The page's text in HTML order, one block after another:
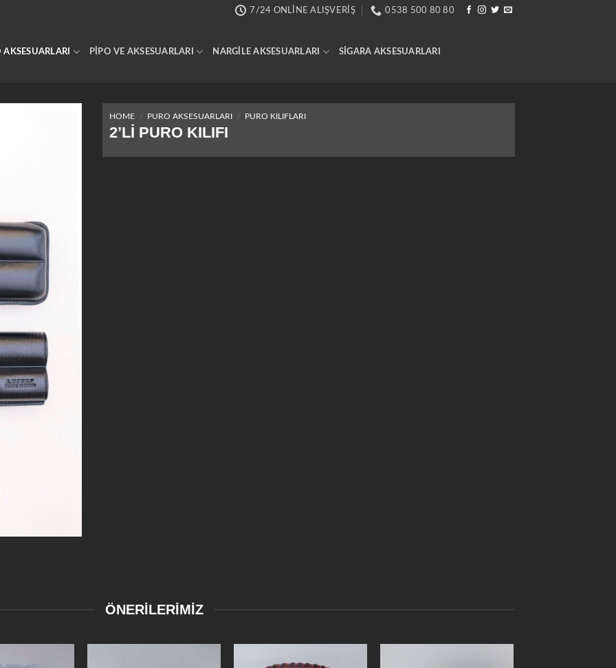
7/24 ONLINE ALIŞVERIŞ 0538 500 80 80
AKSESUARLARI PIPO VE AKSESUARLARI NARGILE AKSESUARLARI SIGARA AKSESUARLARI
HOME / PURO AKSESUARLARI / PURO KILIFLARI
2’LI PURO KILIFI
ÖNERİLERİMİZ